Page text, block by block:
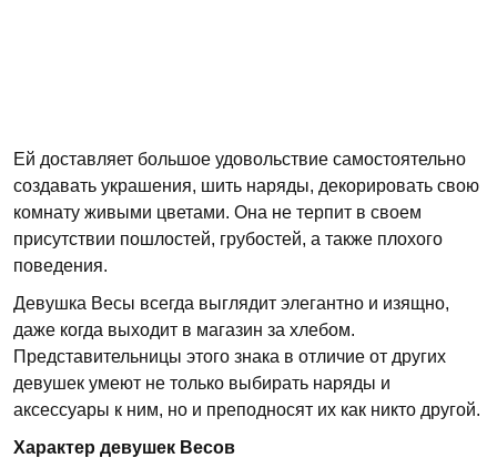
Ей доставляет большое удовольствие самостоятельно
создавать украшения, шить наряды, декорировать свою
комнату живыми цветами. Она не терпит в своем
присутствии пошлостей, грубостей, а также плохого
поведения.
Девушка Весы всегда выглядит элегантно и изящно,
даже когда выходит в магазин за хлебом.
Представительницы этого знака в отличие от других
девушек умеют не только выбирать наряды и
аксессуары к ним, но и преподносят их как никто другой.
Характер девушек Весов